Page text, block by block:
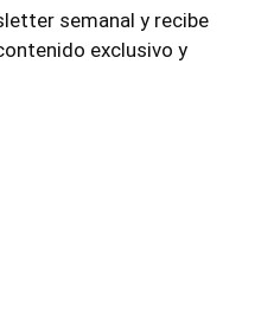
semanal y recibe
exclusivo y